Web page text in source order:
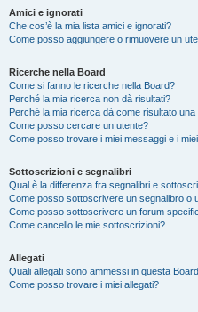
Amici e ignorati
Che cos’è la mia lista amici e ignorati?
Come posso aggiungere o rimuovere un
Ricerche nella Board
Come si fanno le ricerche nella Board?
Perché la mia ricerca non dà risultati?
Perché la mia ricerca dà come risultato una
Come posso cercare un utente?
Come posso trovare i miei messaggi e i
Sottoscrizioni e segnalibri
Qual è la differenza fra segnalibri e
Come posso sottoscrivere un segnalibro o
Come posso sottoscrivere un forum
Come cancello le mie sottoscrizioni?
Allegati
Quali allegati sono ammessi in questa
Come posso trovare i miei allegati?